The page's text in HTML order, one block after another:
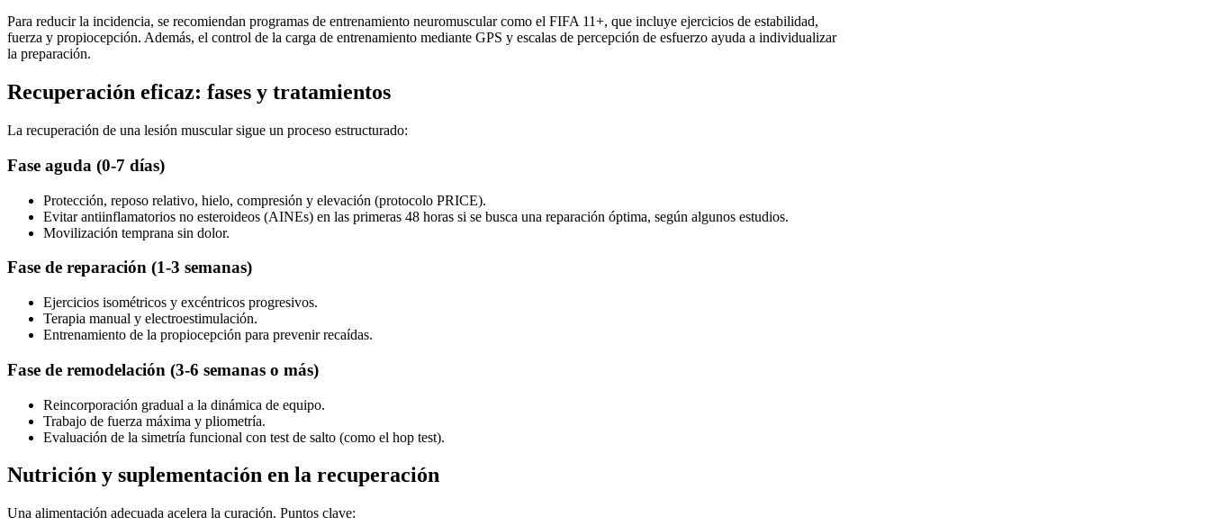
Para reducir la incidencia, se recomiendan programas de entrenamiento neuromuscular como el FIFA 11+, que incluye ejercicios de estabilidad,
fuerza y propiocepción. Además, el control de la carga de entrenamiento mediante GPS y escalas de percepción de esfuerzo ayuda a individualizar
la preparación.
Recuperación eficaz: fases y tratamientos
La recuperación de una lesión muscular sigue un proceso estructurado:
Fase aguda (0-7 días)
Protección, reposo relativo, hielo, compresión y elevación (protocolo PRICE).
Evitar antiinflamatorios no esteroideos (AINEs) en las primeras 48 horas si se busca una reparación óptima, según algunos estudios.
Movilización temprana sin dolor.
Fase de reparación (1-3 semanas)
Ejercicios isométricos y excéntricos progresivos.
Terapia manual y electroestimulación.
Entrenamiento de la propiocepción para prevenir recaídas.
Fase de remodelación (3-6 semanas o más)
Reincorporación gradual a la dinámica de equipo.
Trabajo de fuerza máxima y pliometría.
Evaluación de la simetría funcional con test de salto (como el hop test).
Nutrición y suplementación en la recuperación
Una alimentación adecuada acelera la curación. Puntos clave: